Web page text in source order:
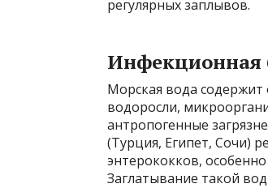
регулярных заплывов.
Инфекционная
Морская вода содержит
водоросли,
антропогенные
(Турция, Египет, Сочи)
энтерококков,
Заглатывание такой